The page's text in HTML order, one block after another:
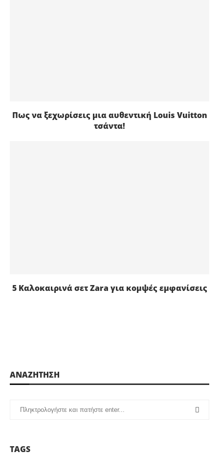
Πως να ξεχωρίσεις μια αυθεντική Louis Vuitton
τσάντα!
5 Καλοκαιρινά σετ Zara για κομψές εμφανίσεις
ΑΝΑΖΗΤΗΣΗ
TAGS